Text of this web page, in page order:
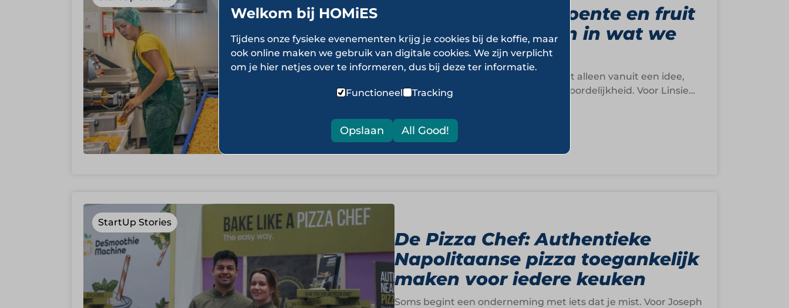
Sophyn Greens: Groente en fruit
een hoofdrol geven in wat we
eten
Soms ontstaat een onderneming niet alleen vanuit een idee,
maar vanuit een gevoel van verantwoordelijkheid. Voor Linsie
Lees meer
StartUp Stories
De Pizza Chef: Authentieke
Napolitaanse pizza toegankelijk
maken voor iedere keuken
Soms begint een onderneming met iets dat je mist. Voor Joseph
Welkom bij HOMiES
Tijdens onze fysieke evenementen krijg je cookies bij de koffie, maar
ook online maken we gebruik van digitale cookies. We zijn verplicht
om je hier netjes over te informeren, dus bij deze ter informatie.
Functioneel Tracking
Opslaan All Good!